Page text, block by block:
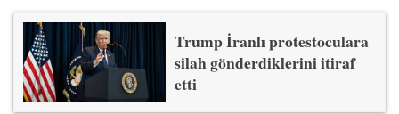
Trump İranlı protestoculara
silah gönderdiklerini itiraf
etti